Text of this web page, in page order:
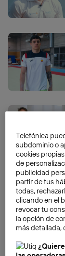
Telefónica
subdominio o
cookies
de
publicidad
partir de tus
todas,
clicando en el
revocar tu
la opción de
más detallada,